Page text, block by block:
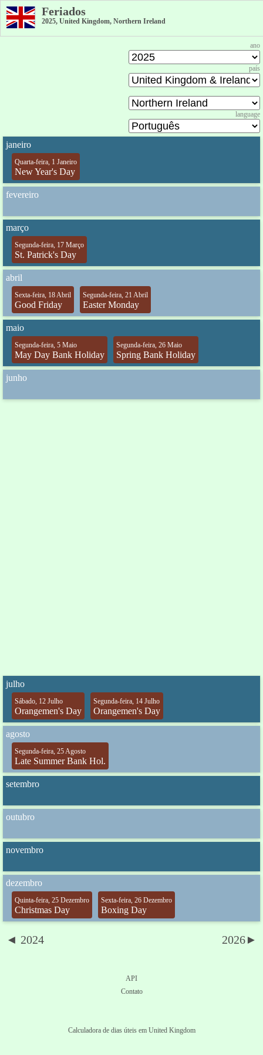
Feriados
2025, United Kingdom, Northern Ireland
ano
país
language
janeiro
Quarta-feira, 1 Janeiro
New Year's Day
fevereiro
março
Segunda-feira, 17 Março
St. Patrick's Day
abril
Sexta-feira, 18 Abril
Good Friday
Segunda-feira, 21 Abril
Easter Monday
maio
Segunda-feira, 5 Maio
May Day Bank Holiday
Segunda-feira, 26 Maio
Spring Bank Holiday
junho
julho
Sábado, 12 Julho
Orangemen's Day
Segunda-feira, 14 Julho
Orangemen's Day
agosto
Segunda-feira, 25 Agosto
Late Summer Bank Hol.
setembro
outubro
novembro
dezembro
Quinta-feira, 25 Dezembro
Christmas Day
Sexta-feira, 26 Dezembro
Boxing Day
◄ 2024 2026►
API
Contato
Calculadora de dias úteis em United Kingdom